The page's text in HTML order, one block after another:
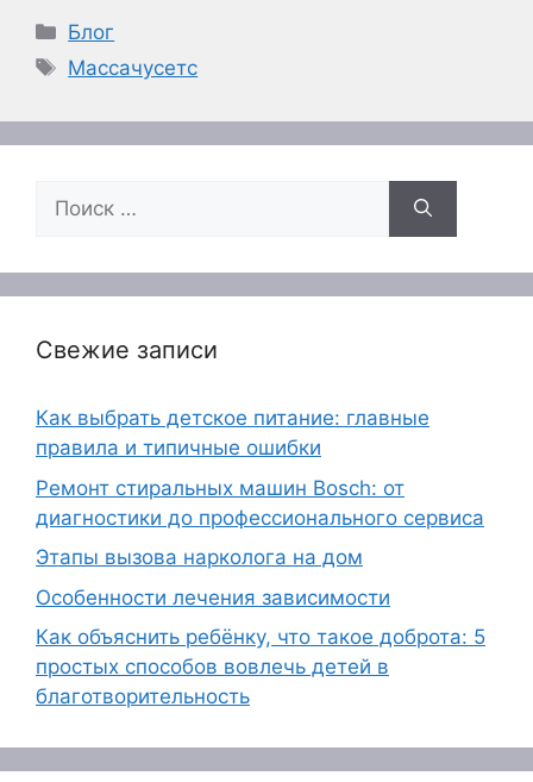
Рубрики
Блог
Метки
Массачусетс
Поиск:
Свежие записи
Как выбрать детское питание: главные
правила и типичные ошибки
Ремонт стиральных машин Bosch: от
диагностики до профессионального сервиса
Этапы вызова нарколога на дом
Особенности лечения зависимости
Как объяснить ребёнку, что такое доброта: 5
простых способов вовлечь детей в
благотворительность